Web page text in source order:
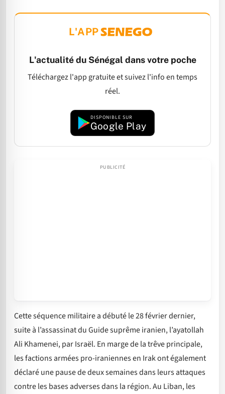
L'APP
L'actualité du Sénégal dans votre poche
Téléchargez l'app gratuite et suivez l'info en temps
réel.
DISPONIBLE SUR
Google Play
Cette séquence militaire a débuté le 28 février dernier,
suite à l’assassinat du Guide suprême iranien, l’ayatollah
Ali Khamenei, par Israël. En marge de la trêve principale,
les factions armées pro-iraniennes en Irak ont également
déclaré une pause de deux semaines dans leurs attaques
contre les bases adverses dans la région. Au Liban, les